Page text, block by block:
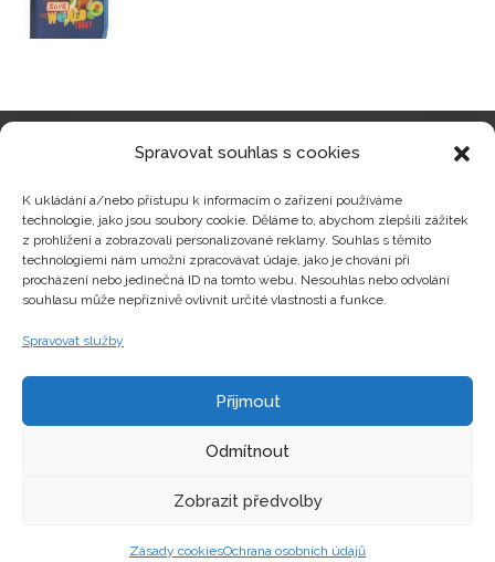
Spravovat souhlas s cookies
K ukládání a/nebo přístupu k informacím o zařízení používáme
technologie, jako jsou soubory cookie. Děláme to, abychom zlepšili zážitek
z prohlížení a zobrazovali personalizované reklamy. Souhlas s těmito
technologiemi nám umožní zpracovávat údaje, jako je chování při
procházení nebo jedinečná ID na tomto webu. Nesouhlas nebo odvolání
souhlasu může nepříznivě ovlivnit určité vlastnosti a funkce.
Spravovat služby
Přijmout
Odmítnout
Zobrazit předvolby
Zásady cookiesOchrana osobních údajů
Zajímavosti
Kontakty
Copyright © hrackyzfilmu.cz Všechna práva vyhrazena.